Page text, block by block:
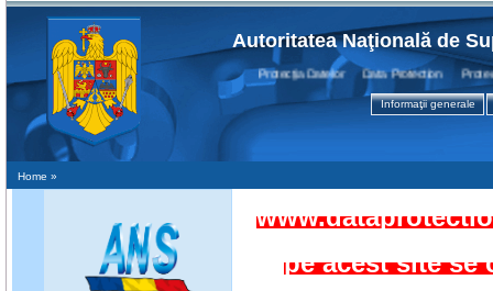
Autoritatea Naţională de
Protecţia Datelor Data Protection Protection
Informaţii generale
Home »
pe acest site se